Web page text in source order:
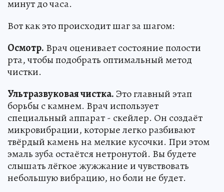
минут до часа.
Вот как это происходит шаг за шагом:
Осмотр. Врач оценивает состояние полости
рта, чтобы подобрать оптимальный метод
чистки.
Ультразвуковая чистка. Это главный этап
борьбы с камнем. Врач использует
специальный аппарат - скейлер. Он создаёт
микровибрации, которые легко разбивают
твёрдый камень на мелкие кусочки. При этом
эмаль зуба остаётся нетронутой. Вы будете
слышать лёгкое жужжание и чувствовать
небольшую вибрацию, но боли не будет.